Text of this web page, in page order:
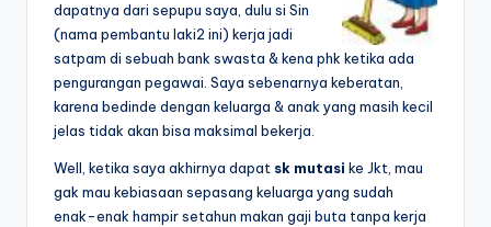
dapatnya dari sepupu saya, dulu si Sin
(nama pembantu laki2 ini) kerja jadi
satpam di sebuah bank swasta & kena phk ketika ada
pengurangan pegawai. Saya sebenarnya keberatan,
karena bedinde dengan keluarga & anak yang masih kecil
jelas tidak akan bisa maksimal bekerja.
Well, ketika saya akhirnya dapat sk mutasi ke Jkt, mau
gak mau kebiasaan sepasang keluarga yang sudah
enak-enak hampir setahun makan gaji buta tanpa kerja